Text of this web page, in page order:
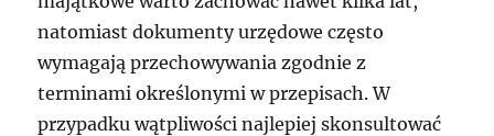
natomiast dokumenty urzędowe często
wymagają przechowywania zgodnie z
terminami określonymi w przepisach. W
przypadku wątpliwości najlepiej skonsultować